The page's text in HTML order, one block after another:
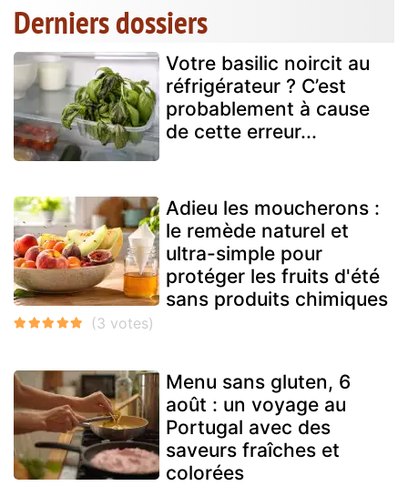
Derniers dossiers
Votre basilic noircit au
réfrigérateur ? C’est
probablement à cause
de cette erreur...
Adieu les moucherons :
le remède naturel et
ultra-simple pour
protéger les fruits d'été
sans produits chimiques
Menu sans gluten, 6
août : un voyage au
Portugal avec des
saveurs fraîches et
colorées